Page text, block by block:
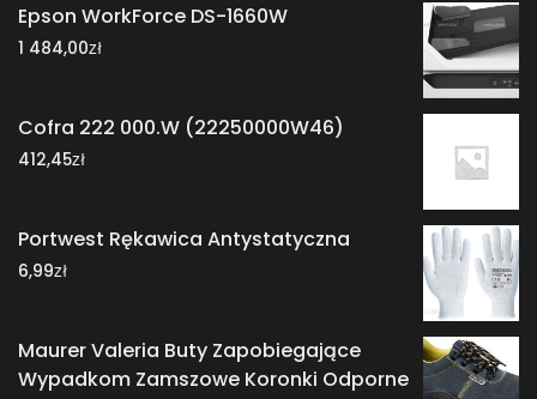
Epson WorkForce DS-1660W
1 484,00zł
Cofra 222 000.W (22250000W46)
412,45zł
Portwest Rękawica Antystatyczna
6,99zł
Maurer Valeria Buty Zapobiegające
Wypadkom Zamszowe Koronki Odporne